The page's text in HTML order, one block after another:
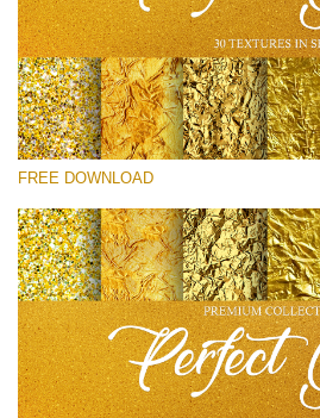
Please select
Small 800*533px
Perfect Gold
(30 Textures)
Large 6000*4000px
Entire Collection
FREE DOWNLOAD